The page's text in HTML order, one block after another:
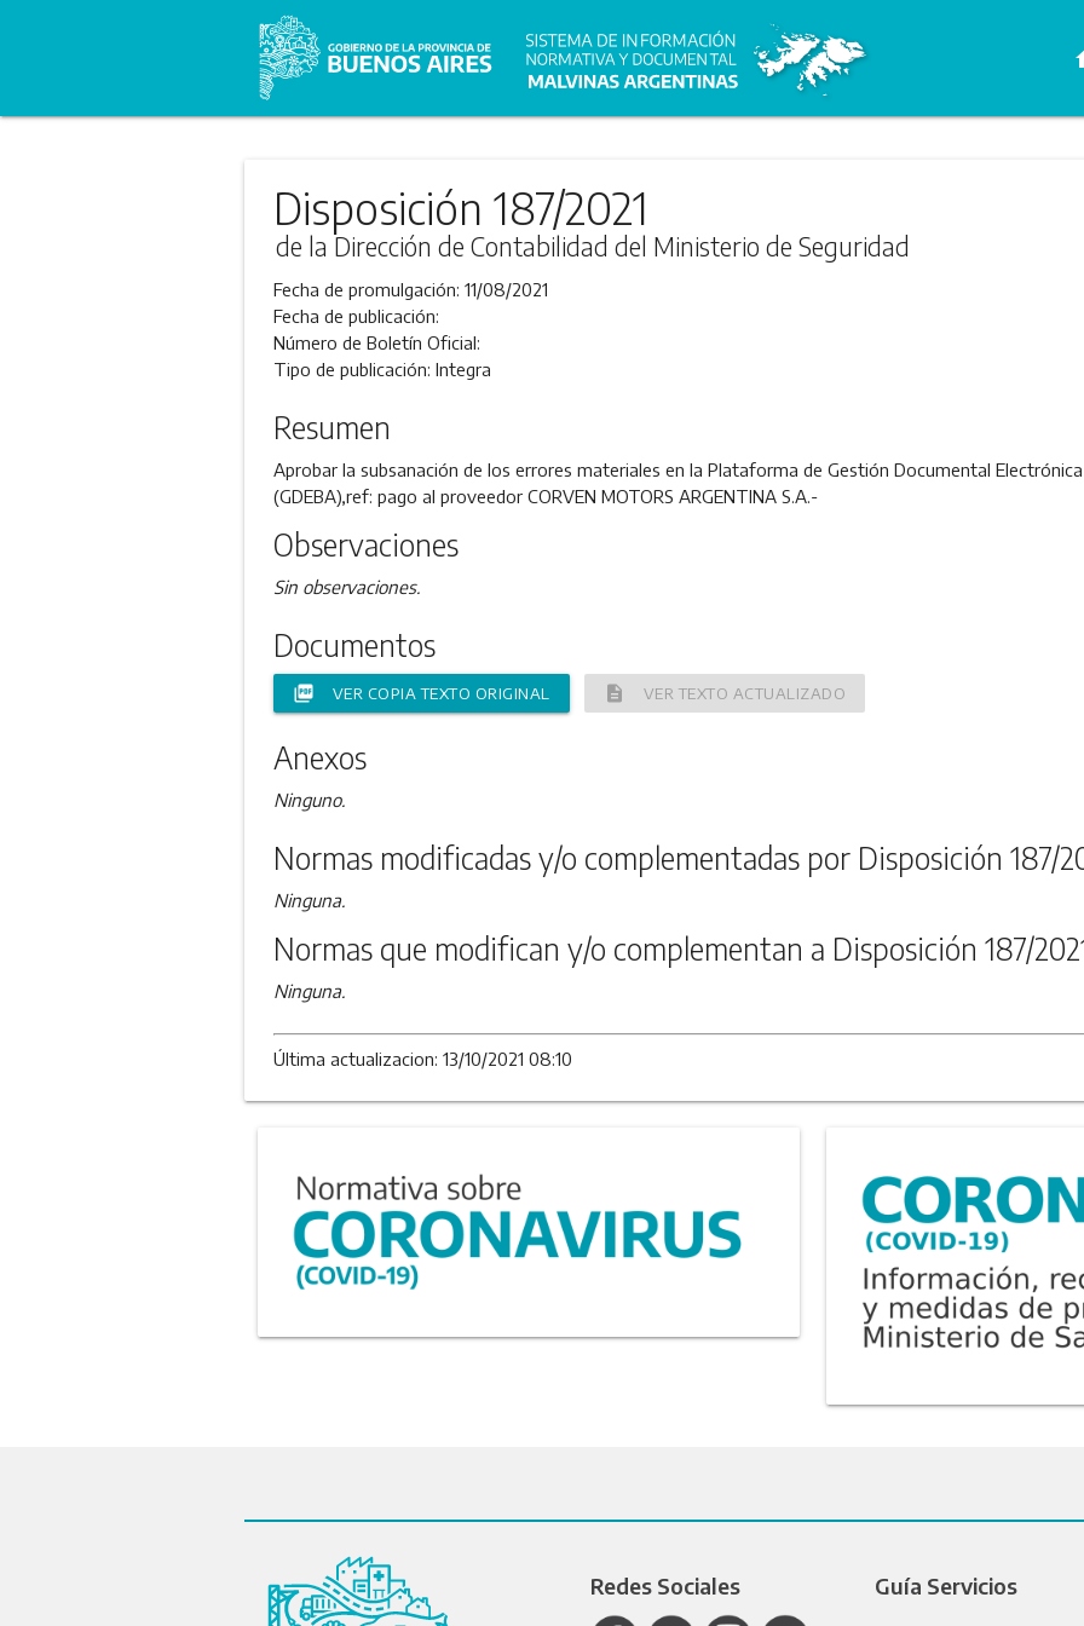
Disposición 187/2021
de la Dirección de Contabilidad del Ministerio de Seguridad
Fecha de promulgación: 11/08/2021
Fecha de publicación:
Número de Boletín Oficial:
Tipo de publicación: Integra
Resumen
Aprobar la subsanación de los errores materiales en la Plataforma de Gestión Documental
(GDEBA),ref: pago al proveedor CORVEN MOTORS ARGENTINA S.A.-
Observaciones
Sin observaciones.
Documentos
picture_as_pdf VER COPIA TEXTO ORIGINAL description VER TEXTO ACTUALIZADO
Anexos
Ninguno.
Normas modificadas y/o complementadas por Disposición 187/
Ninguna.
Normas que modifican y/o complementan a Disposición 187/
Ninguna.
Última actualizacion: 13/10/2021 08:10
Redes Sociales Guía Servicios